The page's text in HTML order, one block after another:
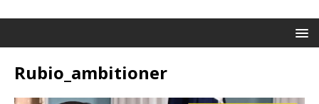
Rubio_ambitioner